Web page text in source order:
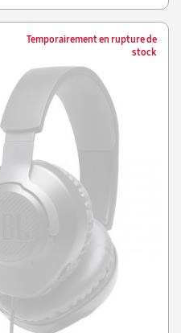
Temporairement en rupture de
stock